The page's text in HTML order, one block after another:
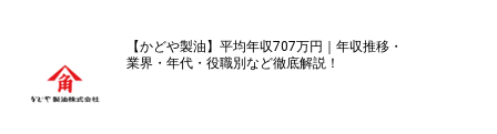
【かどや製油】平均年収707万円｜年収推移・
業界・年代・役職別など徹底解説！